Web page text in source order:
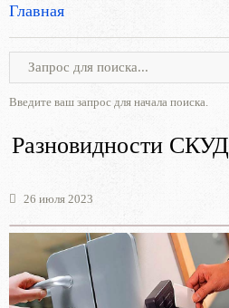
Главная
Введите ваш запрос для начала поиска.
Разновидности СКУД
26 июля 2023